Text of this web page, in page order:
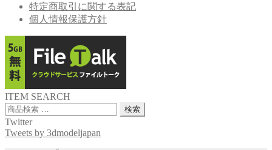
特定商取引に関する表記
個人情報保護方針
ITEM SEARCH
検
索
対
検索
Twitter
Tweets by 3dmodeljapan